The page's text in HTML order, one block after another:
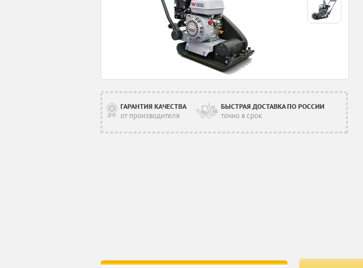
ГАРАНТИЯ КАЧЕСТВА
от производителя
БЫСТРАЯ ДОСТАВКА ПО РОССИИ
точно в срок